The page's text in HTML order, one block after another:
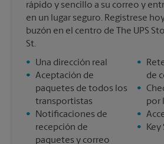
rápido y sencillo a su correo y
en un lugar seguro. Regístrese
buzón en el centro de The UPS
St.
•
Una dirección real
• Aceptación de
paquetes de todos los
transportistas
•
Notificaciones de
recepción de
paquetes y correo
•
de
•
por
•
•
Key